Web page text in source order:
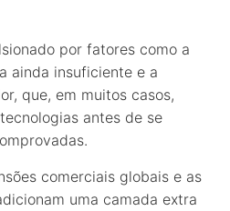
por fatores como a
ainda insuficiente e a
que, em muitos casos,
antes de se
comerciais globais e as
uma camada extra